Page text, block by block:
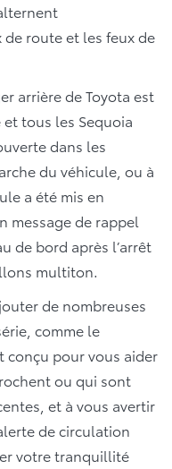
route et les feux de
arrière de Toyota est
tous les Sequoia
dans les
du véhicule, ou à
a été mis en
message de rappel
de bord après l’arrêt
multiton.
de nombreuses
comme le
conçu pour vous aider
ou qui sont
et à vous avertir
de circulation
votre tranquillité